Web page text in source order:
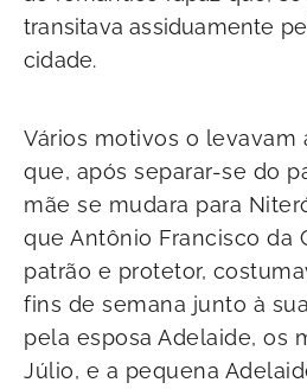
transitava assiduamente
cidade.
Vários motivos o levavam
que, após separar-se do
mãe se mudara para
que Antônio Francisco da
patrão e protetor,
fins de semana junto à
pela esposa Adelaide, os
Júlio, e a pequena